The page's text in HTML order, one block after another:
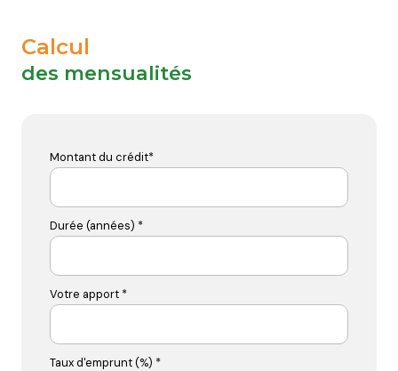
Calcul
des mensualités
Montant du crédit*
Durée (années) *
Votre apport *
Taux d'emprunt (%) *